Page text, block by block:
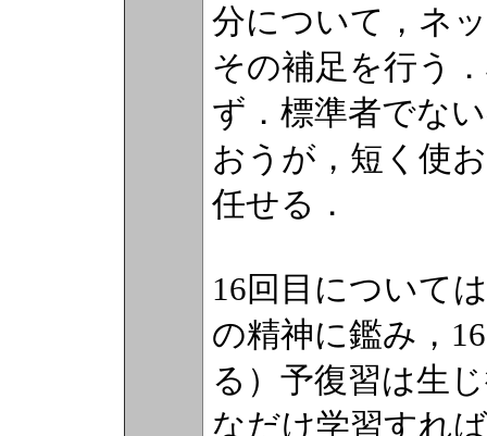
分について，ネ
その補足を行う
ず．標準者でな
おうが，短く使
任せる．
16回目について
の精神に鑑み，
る）予復習は生
なだけ学習すれ